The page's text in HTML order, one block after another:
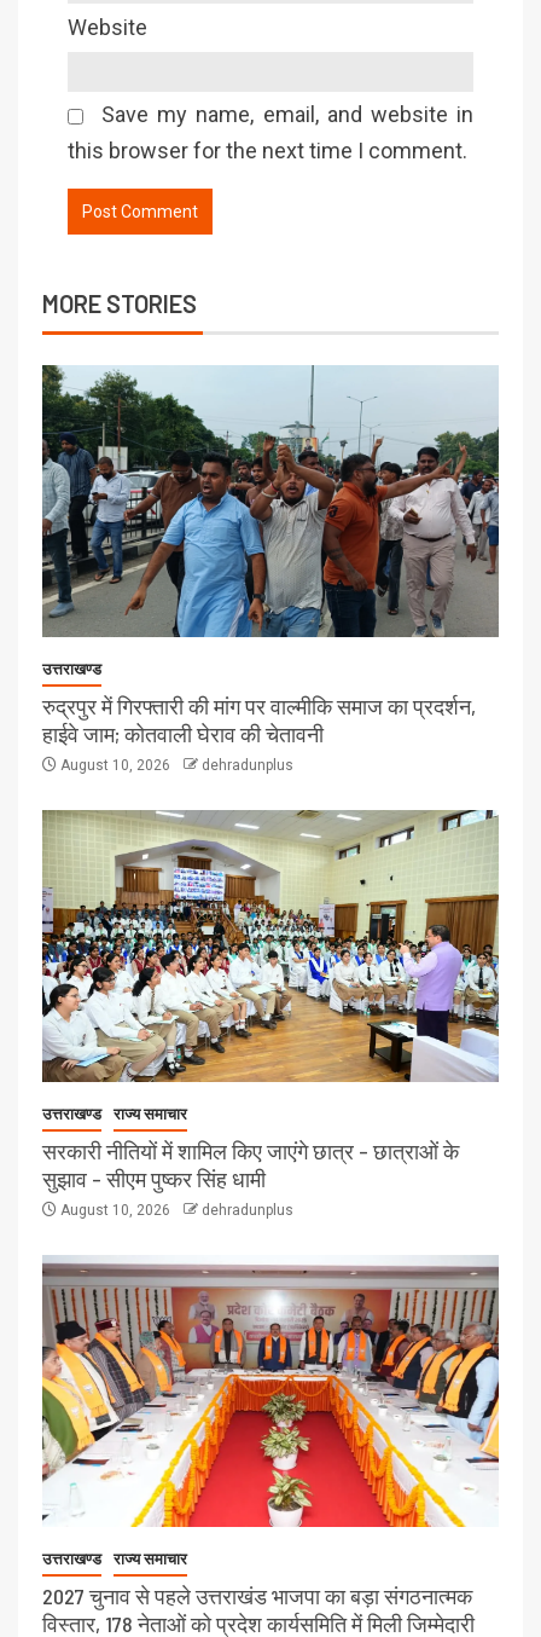
Website
Save my name, email, and website in
this browser for the next time I comment.
MORE STORIES
उत्तराखण्ड
रुद्रपुर में गिरफ्तारी की मांग पर वाल्मीकि समाज का प्रदर्शन,
हाईवे जाम; कोतवाली घेराव की चेतावनी
August 10, 2026 dehradunplus
उत्तराखण्ड राज्य समाचार
सरकारी नीतियों में शामिल किए जाएंगे छात्र – छात्राओं के
सुझाव – सीएम पुष्कर सिंह धामी
August 10, 2026 dehradunplus
उत्तराखण्ड राज्य समाचार
2027 चुनाव से पहले उत्तराखंड भाजपा का बड़ा संगठनात्मक
विस्तार, 178 नेताओं को प्रदेश कार्यसमिति में मिली जिम्मेदारी